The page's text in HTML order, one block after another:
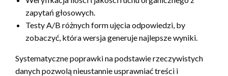
zapytań głosowych.
Testy A/B różnych form ujęcia odpowiedzi, by
zobaczyć, która wersja generuje najlepsze wyniki.
Systematyczne poprawki na podstawie rzeczywistych
danych pozwolą nieustannie usprawniać treści i